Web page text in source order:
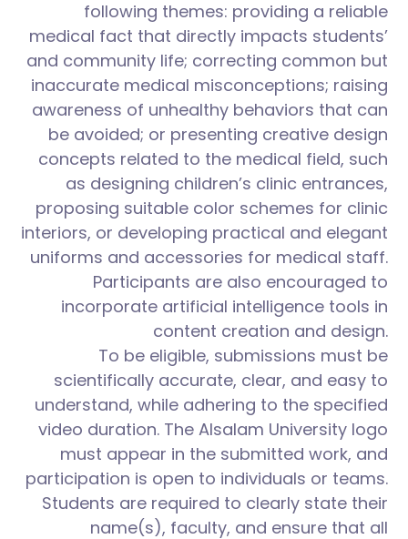
following themes: providing a reliable
medical fact that directly impacts students’
and community life; correcting common but
inaccurate medical misconceptions; raising
awareness of unhealthy behaviors that can
be avoided; or presenting creative design
concepts related to the medical field, such
as designing children’s clinic entrances,
proposing suitable color schemes for clinic
interiors, or developing practical and elegant
uniforms and accessories for medical staff.
Participants are also encouraged to
incorporate artificial intelligence tools in
content creation and design.
To be eligible, submissions must be
scientifically accurate, clear, and easy to
understand, while adhering to the specified
video duration. The Alsalam University logo
must appear in the submitted work, and
participation is open to individuals or teams.
Students are required to clearly state their
name(s), faculty, and ensure that all